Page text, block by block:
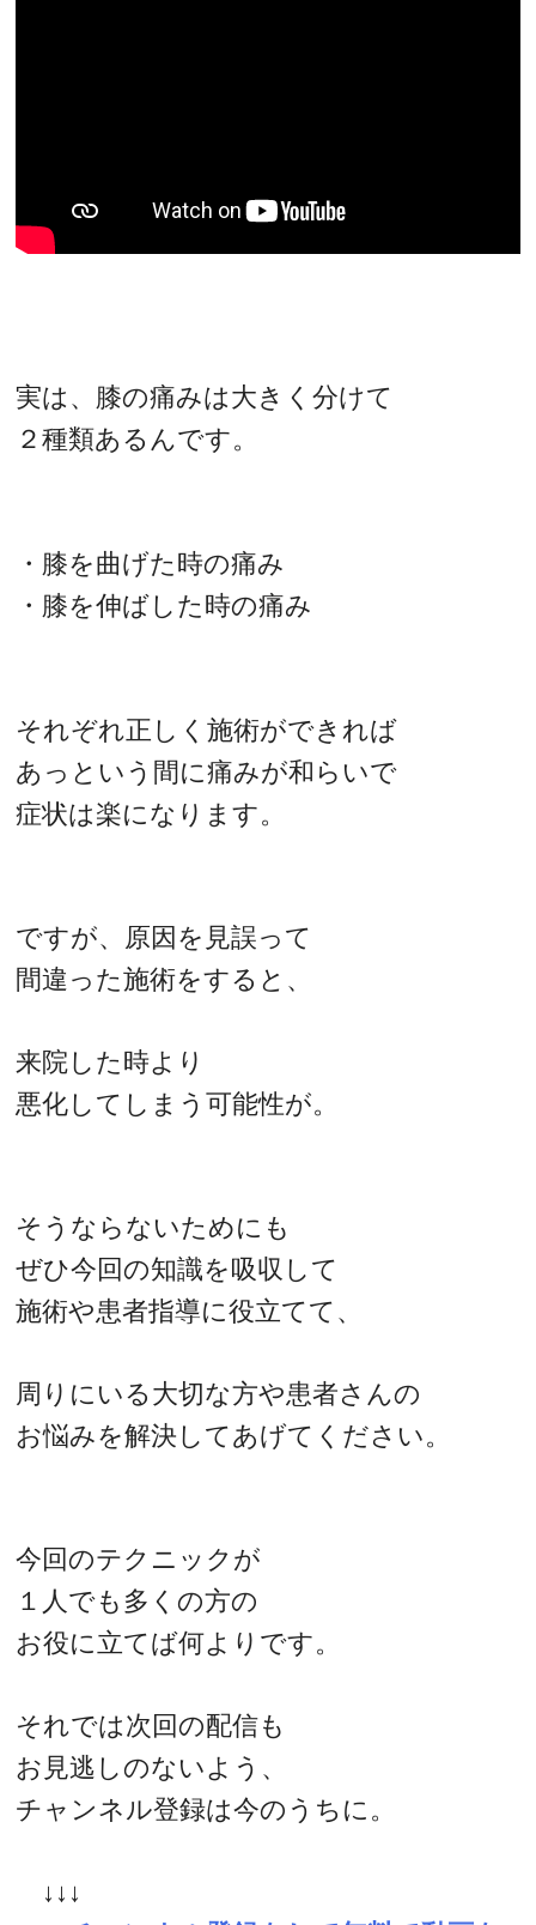
実は、膝の痛みは大きく分けて
２種類あるんです。
・膝を曲げた時の痛み
・膝を伸ばした時の痛み
それぞれ正しく施術ができれば
あっという間に痛みが和らいで
症状は楽になります。
ですが、原因を見誤って
間違った施術をすると、
来院した時より
悪化してしまう可能性が。
そうならないためにも
ぜひ今回の知識を吸収して
施術や患者指導に役立てて、
周りにいる大切な方や患者さんの
お悩みを解決してあげてください。
今回のテクニックが
１人でも多くの方の
お役に立てば何よりです。
それでは次回の配信も
お見逃しのないよう、
チャンネル登録は今のうちに。
↓↓↓